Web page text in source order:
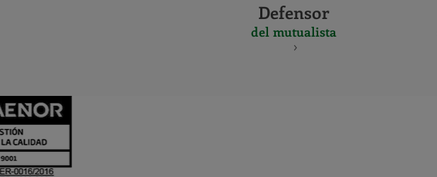
Defensor
del mutualista